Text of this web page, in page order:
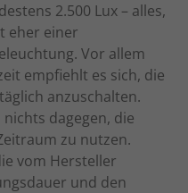
2.500 Lux – alles,
eher einer
Vor allem
empfiehlt es sich, die
anzuschalten.
dagegen, die
zu nutzen.
vom Hersteller
und den